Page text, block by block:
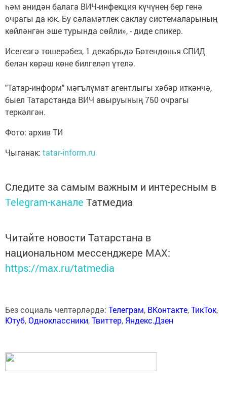
һәм әнидән балага ВИЧ-инфекция күчүнең бер генә
очрагы да юк. Бу сәламәтлек саклау системаларының
көйләнгән эше турында сөйли», - диде спикер.
Исегезгә төшерәбез, 1 декабрьдә Бөтендөнья СПИД
белән көрәш көне билгеләп үтелә.
"Татар-информ" мәгълүмат агентлыгы хәбәр иткәнчә,
быел Татарстанда ВИЧ авыруының 750 очрагы
теркәлгән.
Фото: архив ТИ
Чыганак: tatar-inform.ru
Следите за самым важным и интересным в
Telegram-канале Татмедиа
Читайте новости Татарстана в
национальном мессенджере MАХ:
https://max.ru/tatmedia
Без социаль челтәрләрдә: Телеграм, ВКонтакте,ТикТок,
Ютуб,Одноклассники,Твиттер, Яндекс.Дзен